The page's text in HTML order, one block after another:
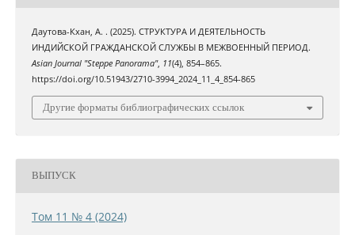
Даутова-Кхан, А. . (2025). СТРУКТУРА И ДЕЯТЕЛЬНОСТЬ
ИНДИЙСКОЙ ГРАЖДАНСКОЙ СЛУЖБЫ В МЕЖВОЕННЫЙ ПЕРИОД.
Asian Journal "Steppe Panorama", 11(4), 854–865.
https://doi.org/10.51943/2710-3994_2024_11_4_854-865
Другие форматы библиографических ссылок
ВЫПУСК
Том 11 № 4 (2024)